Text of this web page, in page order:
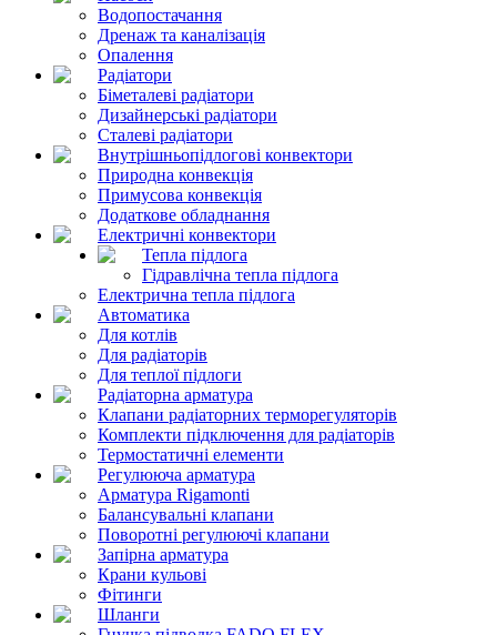
Водопостачання
Дренаж та каналізація
Опалення
Радіатори
Біметалеві радіатори
Дизайнерські радіатори
Сталеві радіатори
Внутрішньопідлогові конвектори
Природна конвекція
Примусова конвекція
Додаткове обладнання
Електричні конвектори
Тепла підлога
Гідравлічна тепла підлога
Електрична тепла підлога
Автоматика
Для котлів
Для радіаторів
Для теплої підлоги
Радіаторна арматура
Клапани радіаторних терморегуляторів
Комплекти підключення для радіаторів
Термостатичні елементи
Регулююча арматура
Арматура Rigamonti
Балансувальні клапани
Поворотні регулюючі клапани
Запірна арматура
Крани кульові
Фітинги
Шланги